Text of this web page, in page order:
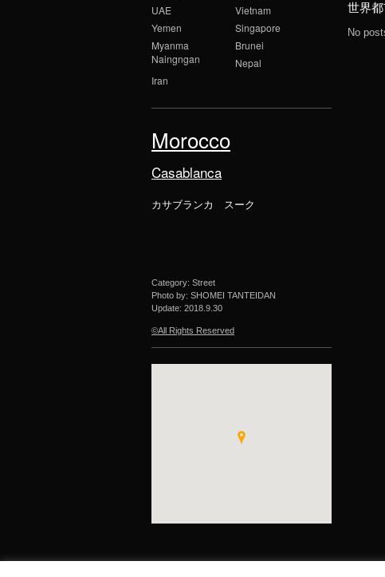
UAE
Vietnam
Yemen
Singapore
Myanma
Naingngan
Brunei
Nepal
Iran
Morocco
Casablanca
カサブランカ スーク
Category: Street
Photo by: SHOMEI TANTEIDAN
Update: 2018.9.30
©All Rights Reserved
世界
No